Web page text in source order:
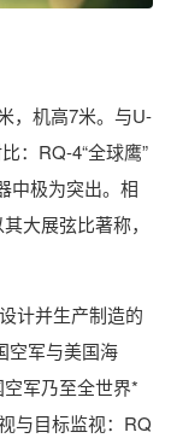
，机高7米。与U-
：RQ-4“全球鹰”
中极为突出。相
大展弦比著称，
计并生产制造的
空军与美国海
军乃至全世界*
与目标监视：RQ